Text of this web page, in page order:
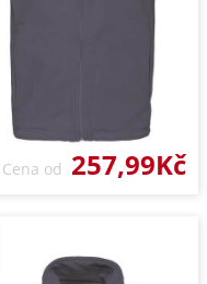
Cena od 257,99Kč